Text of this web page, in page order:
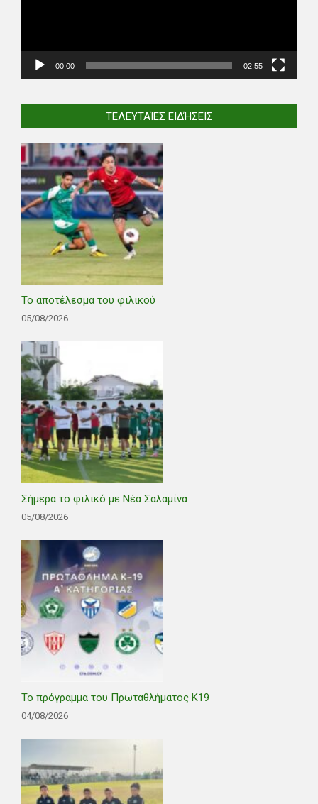
00:00 02:55
ΤΕΛΕΥΤΑΊΕΣ ΕΙΔΉΣΕΙΣ
Το αποτέλεσμα του φιλικού
05/08/2026
Σήμερα το φιλικό με Νέα Σαλαμίνα
05/08/2026
Το πρόγραμμα του Πρωταθλήματος Κ19
04/08/2026